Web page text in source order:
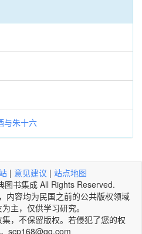
与朱十六
| 意见建议 | 站点地图
书集成 All Rights Reserved.
内容均为民国之前的公共版权领域
主，仅供学习研究。
，不保留版权。若侵犯了您的权
scp168@qq.com